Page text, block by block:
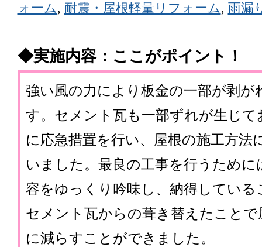
ォーム, 耐震・屋根軽量リフォーム, 雨漏
◆実施内容：ここがポイント！
強い風の力により板金の一部が剥が
す。セメント瓦も一部ずれが生じて
に応急措置を行い、屋根の施工方法
いました。最良の工事を行うために
容をゆっくり吟味し、納得している
セメント瓦からの葺き替えたことで
に減らすことができました。